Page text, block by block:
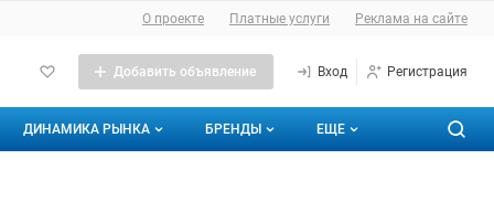
О проекте Платные услуги Реклама на сайте
Добавить объявление Вход Регистрация
ДИНАМИКА РЫНКА БРЕНДЫ ЕЩЕ